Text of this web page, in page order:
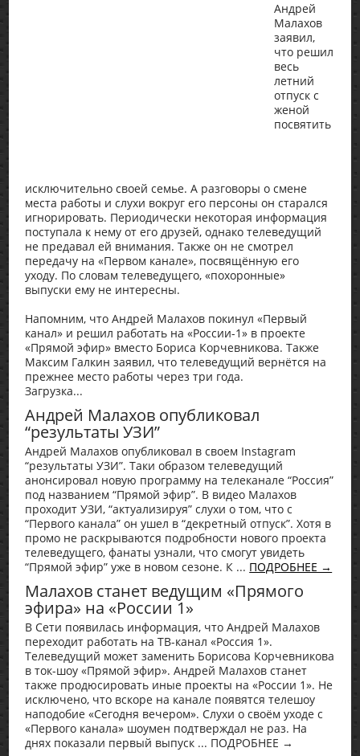
Андрей
Малахов
заявил,
что решил
весь
летний
отпуск с
женой
посвятить
исключительно своей семье. А разговоры о смене
места работы и слухи вокруг его персоны он старался
игнорировать. Периодически некоторая информация
поступала к нему от его друзей, однако телеведущий
не предавал ей внимания. Также он не смотрел
передачу на «Первом канале», посвящённую его
уходу. По словам телеведущего, «похоронные»
выпуски ему не интересны.
Напомним, что Андрей Малахов покинул «Первый
канал» и решил работать на «России-1» в проекте
«Прямой эфир» вместо Бориса Корчевникова. Также
Максим Галкин заявил, что телеведущий вернётся на
прежнее место работы через три года.
Загрузка...
Андрей Малахов опубликовал
“результаты УЗИ”
Андрей Малахов опубликовал в своем Instagram
“результаты УЗИ”. Таки образом телеведущий
анонсировал новую программу на телеканале “Россия”
под названием “Прямой эфир”. В видео Малахов
проходит УЗИ, “актуализируя” слухи о том, что с
“Первого канала” он ушел в “декретный отпуск”. Хотя в
промо не раскрываются подробности нового проекта
телеведущего, фанаты узнали, что смогут увидеть
“Прямой эфир” уже в новом сезоне. К ... ПОДРОБНЕЕ →
Малахов станет ведущим «Прямого
эфира» на «России 1»
В Сети появилась информация, что Андрей Малахов
переходит работать на ТВ-канал «Россия 1».
Телеведущий может заменить Борисова Корчевникова
в ток-шоу «Прямой эфир». Андрей Малахов станет
также продюсировать иные проекты на «России 1». Не
исключено, что вскоре на канале появятся телешоу
наподобие «Сегодня вечером». Слухи о своём уходе с
«Первого канала» шоумен подтверждал не раз. На
днях показали первый выпуск ... ПОДРОБНЕЕ →